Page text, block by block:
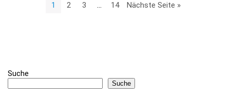
1 2 3 … 14 Nächste Seite »
Suche
Suche